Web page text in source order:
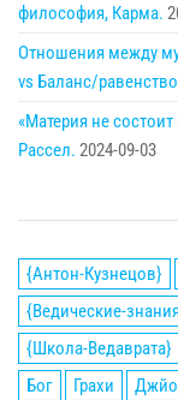
философия, Карма.
Отношения между
vs Баланс/
«Материя не
Рассел. 2024-09-03
{Антон-Кузнецов}
{Ведические-
{Школа-Ведаврата}
Бог
Грахи